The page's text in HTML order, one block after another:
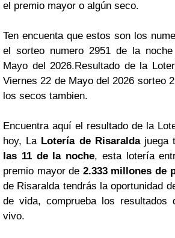
el premio mayor o algún seco.
Ten encuenta que estos son los
el sorteo numero 2951 de la
Mayo del 2026.Resultado de la
Viernes 22 de Mayo del 2026 sorteo
los secos tambien.
Encuentra aquí el resultado de la
hoy, La Lotería de Risaraldajuega
las 11 de la noche, esta lotería
premio mayor de 2.333 millones de
de Risaralda tendrás la oportunidad
de vida, comprueba los resultados
vivo.